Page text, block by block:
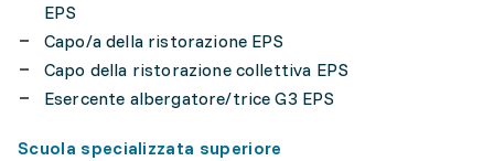
EPS
Capo/a della ristorazione EPS
Capo della ristorazione collettiva EPS
Esercente albergatore/trice G3 EPS
Scuola specializzata superiore